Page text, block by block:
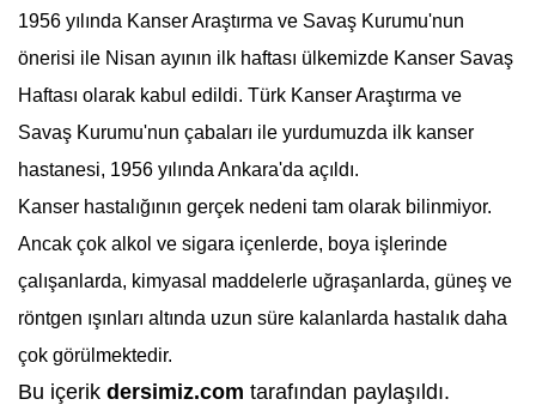
1956 yılında Kanser Araştırma ve Savaş Kurumu'nun
önerisi ile Nisan ayının ilk haftası ülkemizde Kanser Savaş
Haftası olarak kabul edildi. Türk Kanser Araştırma ve
Savaş Kurumu'nun çabaları ile yurdumuzda ilk kanser
hastanesi, 1956 yılında Ankara'da açıldı.
Kanser hastalığının gerçek nedeni tam olarak bilinmiyor.
Ancak çok alkol ve sigara içenlerde, boya işlerinde
çalışanlarda, kimyasal maddelerle uğraşanlarda, güneş ve
röntgen ışınları altında uzun süre kalanlarda hastalık daha
çok görülmektedir.
Bu içerik dersimiz.com tarafından paylaşıldı.